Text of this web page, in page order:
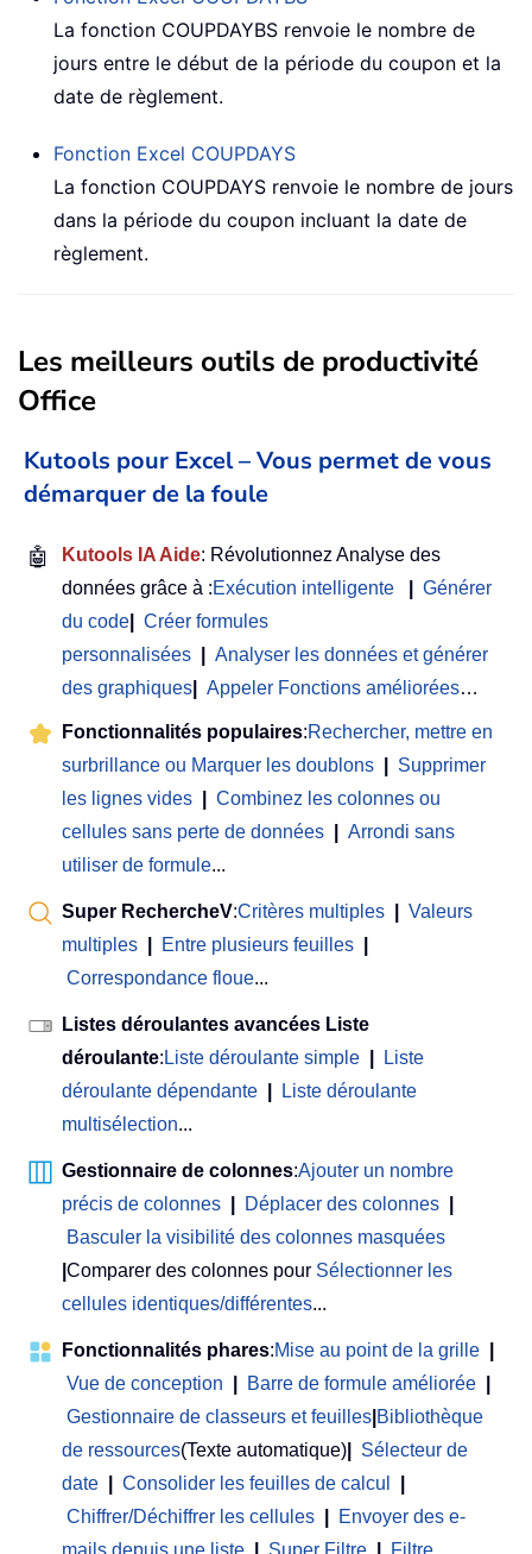
La fonction COUPDAYBS renvoie le nombre de
jours entre le début de la période du coupon et la
date de règlement.
Fonction Excel COUPDAYS
La fonction COUPDAYS renvoie le nombre de jours
dans la période du coupon incluant la date de
règlement.
Les meilleurs outils de productivité
Office
Kutools pour Excel – Vous permet de vous
démarquer de la foule
🤖 Kutools IA Aide: Révolutionnez Analyse des
données grâce à :Exécution intelligente
Générer
du code
Créer formules
personnalisées
Analyser les données et générer
des graphiques
Appeler Fonctions améliorées…
Fonctionnalités populaires:Rechercher, mettre en
surbrillance ou Marquer les doublons
Supprimer
les lignes vides
Combinez les colonnes ou
cellules sans perte de données
Arrondi sans
utiliser de formule...
Super RechercheV:Critères multiples
Valeurs
multiples
Entre plusieurs feuilles
Correspondance floue...
Listes déroulantes avancées Liste
déroulante: Liste déroulante simple
Liste
déroulante dépendante
Liste déroulante
multisélection...
Gestionnaire de colonnes:Ajouter un nombre
précis de colonnes
Déplacer des colonnes
Basculer la visibilité des colonnes masquées
Comparer des colonnes pour Sélectionner les
cellules identiques/différentes...
Fonctionnalités phares:Mise au point de la grille
Vue de conception
Barre de formule améliorée
Gestionnaire de classeurs et feuilles Bibliothèque
de ressources(Texte automatique)
Sélecteur de
date
Consolider les feuilles de calcul
Chiffrer/Déchiffrer les cellules
Envoyer des e-
mails depuis une liste
Super Filtre
Filtre